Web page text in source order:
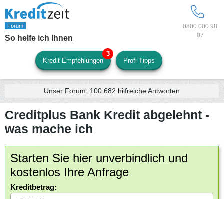
0800 000 98
07
So helfe ich Ihnen
Kredit Empfehlungen Profi Tipps
Unser Forum: 100.682 hilfreiche Antworten
Creditplus Bank Kredit abgelehnt -
was mache ich
Starten Sie hier unverbindlich und
kostenlos Ihre Anfrage
Kreditbetrag: